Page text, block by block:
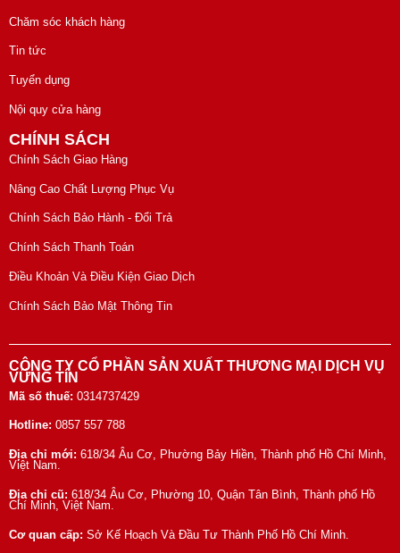
Chăm sóc khách hàng
Tin tức
Tuyển dụng
Nội quy cửa hàng
CHÍNH SÁCH
Chính Sách Giao Hàng
Nâng Cao Chất Lượng Phục Vụ
Chính Sách Bảo Hành - Đổi Trả
Chính Sách Thanh Toán
Điều Khoản Và Điều Kiện Giao Dịch
Chính Sách Bảo Mật Thông Tin
CÔNG TY CỔ PHẦN SẢN XUẤT THƯƠNG MẠI DỊCH VỤ
VỮNG TÍN
Mã số thuế: 0314737429
Hotline: 0857 557 788
Địa chỉ mới: 618/34 Âu Cơ, Phường Bảy Hiền, Thành phố Hồ Chí Minh,
Việt Nam.
Địa chỉ cũ: 618/34 Âu Cơ, Phường 10, Quận Tân Bình, Thành phố Hồ
Chí Minh, Việt Nam.
Cơ quan cấp: Sở Kế Hoạch Và Đầu Tư Thành Phố Hồ Chí Minh.